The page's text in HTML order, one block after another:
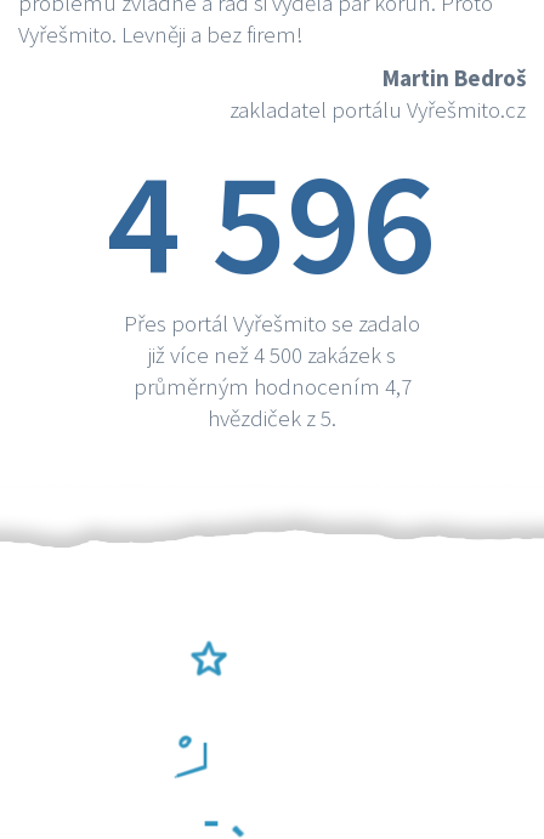
Vyřešmito. Levněji a bez firem!
Martin Bedroš
zakladatel portálu Vyřešmito.cz
4 596
Přes portál Vyřešmito se zadalo
již více než 4 500 zakázek s
průměrným hodnocením 4,7
hvězdiček z 5.